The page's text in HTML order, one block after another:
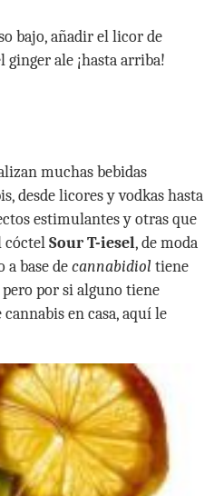
bajo, añadir el licor de
ale ¡hasta arriba!
muchas bebidas
desde licores y vodkas hasta
estimulantes y otras que
cóctelSour T-iesel, de moda
a base decannabidiol tiene
por si alguno tiene
en casa, aquí le